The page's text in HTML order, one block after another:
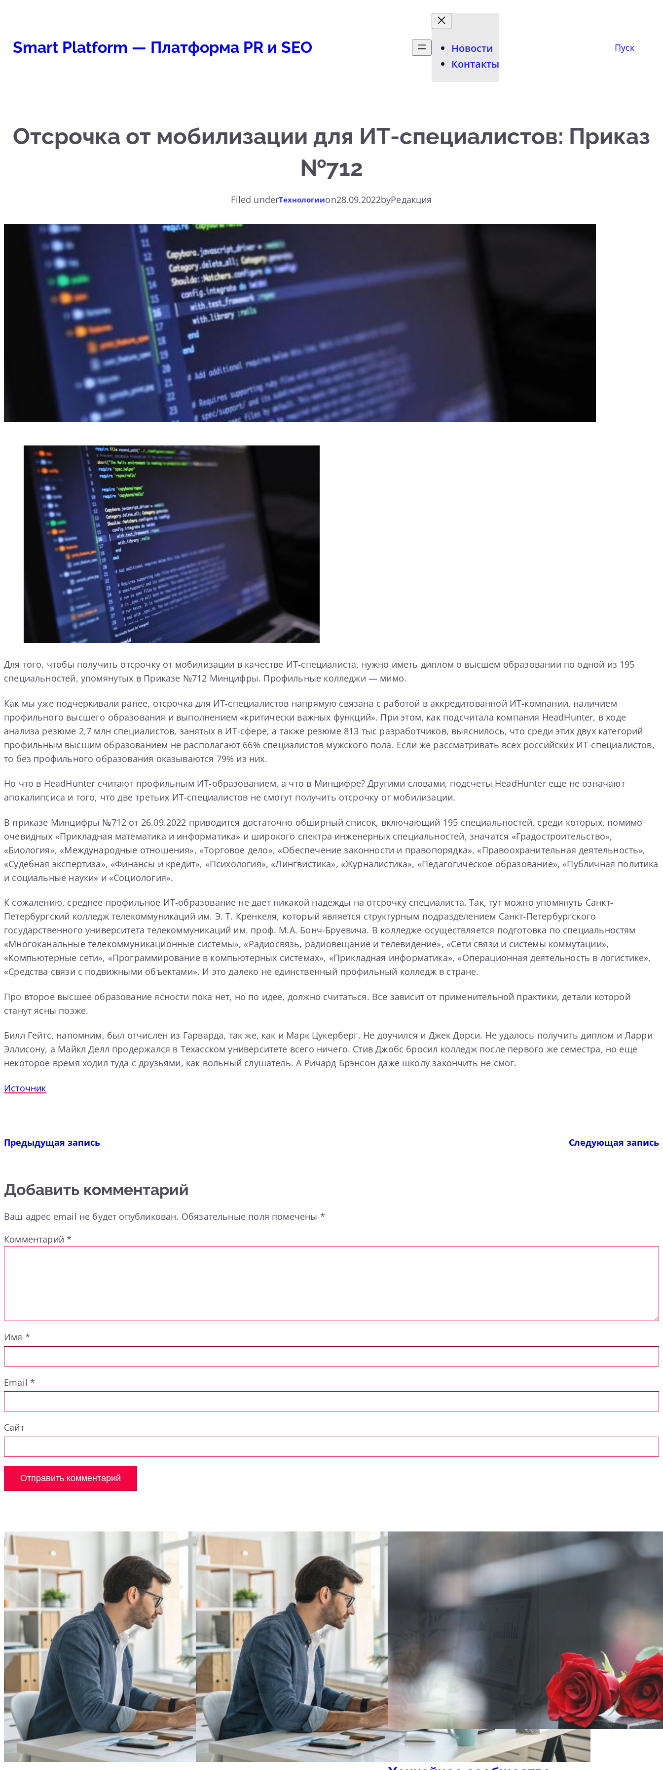
Smart Platform — Платформа PR и SEO
Новости
Контакты
Пуск
Отсрочка от мобилизации для ИТ-специалистов: Приказ
№712
Filed underТехнологииon28.09.2022byРедакция
Для того, чтобы получить отсрочку от мобилизации в качестве ИТ-специалиста, нужно иметь диплом о высшем образовании по одной из 195
специальностей, упомянутых в Приказе №712 Минцифры. Профильные колледжи — мимо.
Как мы уже подчеркивали ранее, отсрочка для ИТ-специалистов напрямую связана с работой в аккредитованной ИТ-компании, наличием
профильного высшего образования и выполнением «критически важных функций». При этом, как подсчитала компания HeadHunter, в ходе
анализа резюме 2,7 млн специалистов, занятых в ИТ-сфере, а также резюме 813 тыс разработчиков, выяснилось, что среди этих двух категорий
профильным высшим образованием не располагают 66% специалистов мужского пола. Если же рассматривать всех российских ИТ-специалистов,
то без профильного образования оказываются 79% из них.
Но что в HeadHunter считают профильным ИТ-образованием, а что в Минцифре? Другими словами, подсчеты HeadHunter еще не означают
апокалипсиса и того, что две третьих ИТ-специалистов не смогут получить отсрочку от мобилизации.
В приказе Минцифры №712 от 26.09.2022 приводится достаточно обширный список, включающий 195 специальностей, среди которых, помимо
очевидных «Прикладная математика и информатика» и широкого спектра инженерных специальностей, значатся «Градостроительство»,
«Биология», «Международные отношения», «Торговое дело», «Обеспечение законности и правопорядка», «Правоохранительная деятельность»,
«Судебная экспертиза», «Финансы и кредит», «Психология», «Лингвистика», «Журналистика», «Педагогическое образование», «Публичная политика
и социальные науки» и «Социология».
К сожалению, среднее профильное ИТ-образование не дает никакой надежды на отсрочку специалиста. Так, тут можно упомянуть Санкт-
Петербургский колледж телекоммуникаций им. Э. Т. Кренкеля, который является структурным подразделением Санкт-Петербургского
государственного университета телекоммуникаций им. проф. М.А. Бонч-Бруевича. В колледже осуществляется подготовка по специальностям
«Многоканальные телекоммуникационные системы», «Радиосвязь, радиовещание и телевидение», «Сети связи и системы коммутации»,
«Компьютерные сети», «Программирование в компьютерных системах», «Прикладная информатика», «Операционная деятельность в логистике»,
«Средства связи с подвижными объектами». И это далеко не единственный профильный колледж в стране.
Про второе высшее образование ясности пока нет, но по идее, должно считаться. Все зависит от применительной практики, детали которой
станут ясны позже.
Билл Гейтс, напомним, был отчислен из Гарварда, так же, как и Марк Цукерберг. Не доучился и Джек Дорси. Не удалось получить диплом и Ларри
Эллисону, а Майкл Делл продержался в Техасском университете всего ничего. Стив Джобс бросил колледж после первого же семестра, но еще
некоторое время ходил туда с друзьями, как вольный слушатель. А Ричард Брэнсон даже школу закончить не смог.
Источник
Предыдущая запись Следующая запись
Добавить комментарий
Ваш адрес email не будет опубликован. Обязательные поля помечены *
Комментарий*
Имя *
Email*
Сайт
Спорт